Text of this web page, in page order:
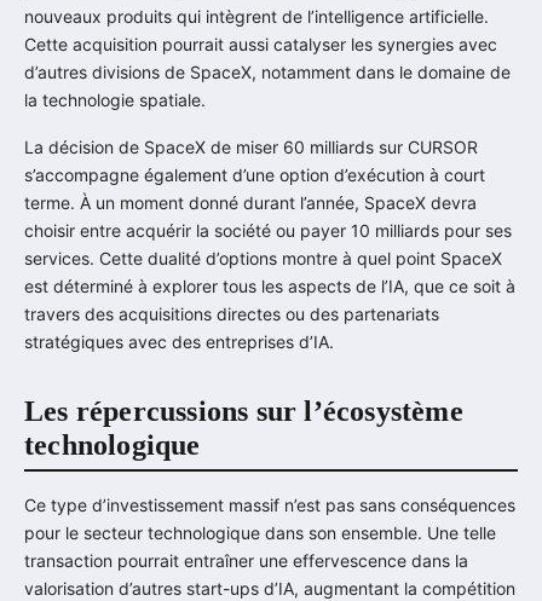
nouveaux produits qui intègrent de l’intelligence artificielle.
Cette acquisition pourrait aussi catalyser les synergies avec
d’autres divisions de SpaceX, notamment dans le domaine de
la technologie spatiale.
La décision de SpaceX de miser 60 milliards sur CURSOR
s’accompagne également d’une option d’exécution à court
terme. À un moment donné durant l’année, SpaceX devra
choisir entre acquérir la société ou payer 10 milliards pour ses
services. Cette dualité d’options montre à quel point SpaceX
est déterminé à explorer tous les aspects de l’IA, que ce soit à
travers des acquisitions directes ou des partenariats
stratégiques avec des entreprises d’IA.
Les répercussions sur l’écosystème
technologique
Ce type d’investissement massif n’est pas sans conséquences
pour le secteur technologique dans son ensemble. Une telle
transaction pourrait entraîner une effervescence dans la
valorisation d’autres start-ups d’IA, augmentant la compétition